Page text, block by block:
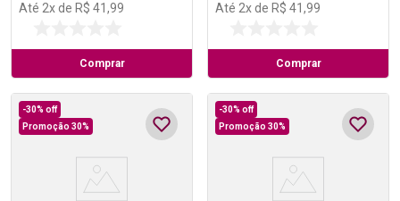
Até 2x de R$ 41 ,99
Comprar
Até 2x de R$ 41 ,99
Comprar
-30% off
Promoção 30%
-30% off
Promoção 30%